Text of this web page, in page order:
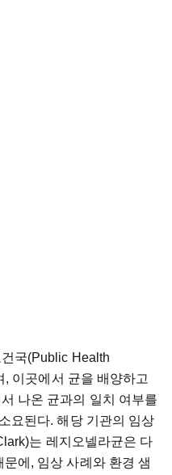
국(Public Health
이곳에서 균을 배양하고
나온 균과의 일치 여부를
요된다. 해당 기관의 임상
는 레지오넬라균은 다
에, 임상 사례와 환경 샘